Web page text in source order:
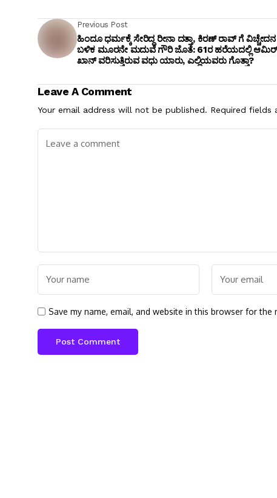
Previous Post
ಹಿಂದೂ ಧರ್ಮಕ್ಕೆ ಸೇರಿದ್ದ ರೀನಾ ದತ್ತಾ, ಕಿರಣ್ ರಾವ್ ಗೆ ವಿಚ್ಚೇದನ
ಬಳಿಕ ಮೂರನೇ ಮದುವೆ ಗೌರಿ ಜೊತೆ: 61ರ ಹರೆಯದಲ್ಲಿ
ಖಾನ್ ವರಿಸುತ್ತಿರುವ ವಧು ಯಾರು, ಎಲ್ಲಿಯವರು ಗೊತ್ತಾ?
Leave A Comment
Your email address will not be published. Required fields
Save my name, email, and website in this browser for the